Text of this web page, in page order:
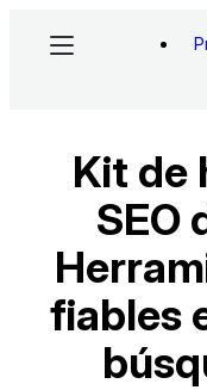
Kit de
SEO
fiables